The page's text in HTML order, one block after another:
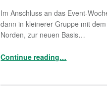
Im Anschluss an das Event-
dann in kleinerer Gruppe mit
Norden, zur neuen Basis…
Continue reading…